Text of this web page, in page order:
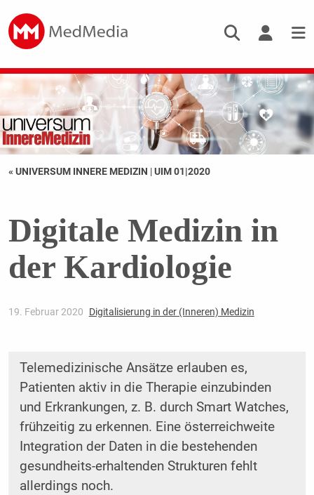
« UNIVERSUM INNERE MEDIZIN |UIM 01|2020
Digitale Medizin in
der Kardiologie
19. Februar 2020 Digitalisierung in der (Inneren) Medizin
Telemedizinische Ansätze erlauben es,
Patienten aktiv in die Therapie einzubinden
und Erkrankungen, z. B. durch Smart Watches,
frühzeitig zu erkennen. Eine österreichweite
Integration der Daten in die bestehenden
gesundheits-erhaltenden Strukturen fehlt
allerdings noch.